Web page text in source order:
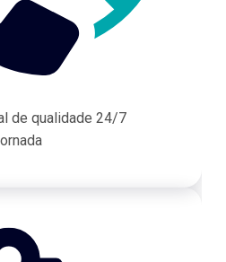
de qualidade 24/7